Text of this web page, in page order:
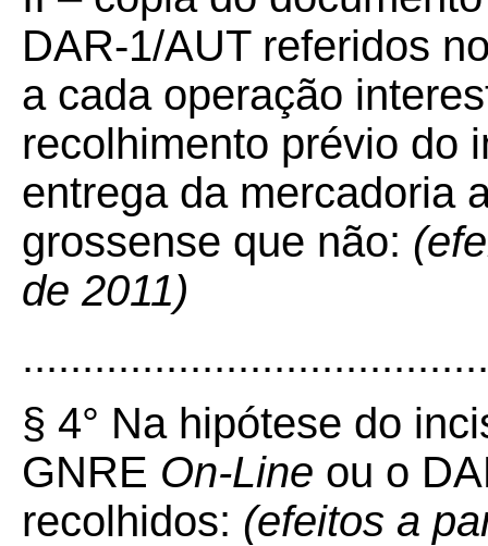
DAR-1/AUT referidos
a cada operação
recolhimento prévio do
entrega da mercadoria
grossense que não:
de 2011)
§ 4° Na hipótese do
GNRE On-Line ou o
recolhidos: (efeitos a